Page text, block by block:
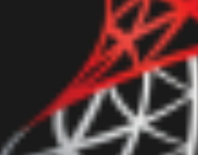
controle
do CLR (C#)